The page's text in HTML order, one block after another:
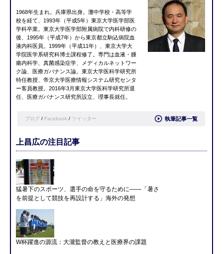
1968年生まれ。兵庫県出身。灘中学校・高等学
校を経て、1993年（平成5年）東京大学医学部医
学科卒業。東京大学医学部附属病院で内科研修の
後、1995年（平成7年）から東京都立駒込病院血
液内科医員。1999年（平成11年）、東京大学大
学院医学系研究科博士課程修了。専門は血液・腫
瘍内科学、真菌感染症学、メディカルネットワー
ク論、医療ガバナンス論。東京大学医科学研究所
特任教授、帝京大学医療情報システム研究センタ
ー客員教授。2016年3月東京大学医科学研究所退
任、医療ガバナンス研究所設立、理事長就任。
ブログ / Facebook / ツイッター 執筆記事一覧
上昌広の注目記事
猛暑下のスポーツ、選手の命を守るために――「暑さ
を前提として競技を再設計する」海外の発想
W杯躍進の源流：大瀧監督の教えと医療界の課題